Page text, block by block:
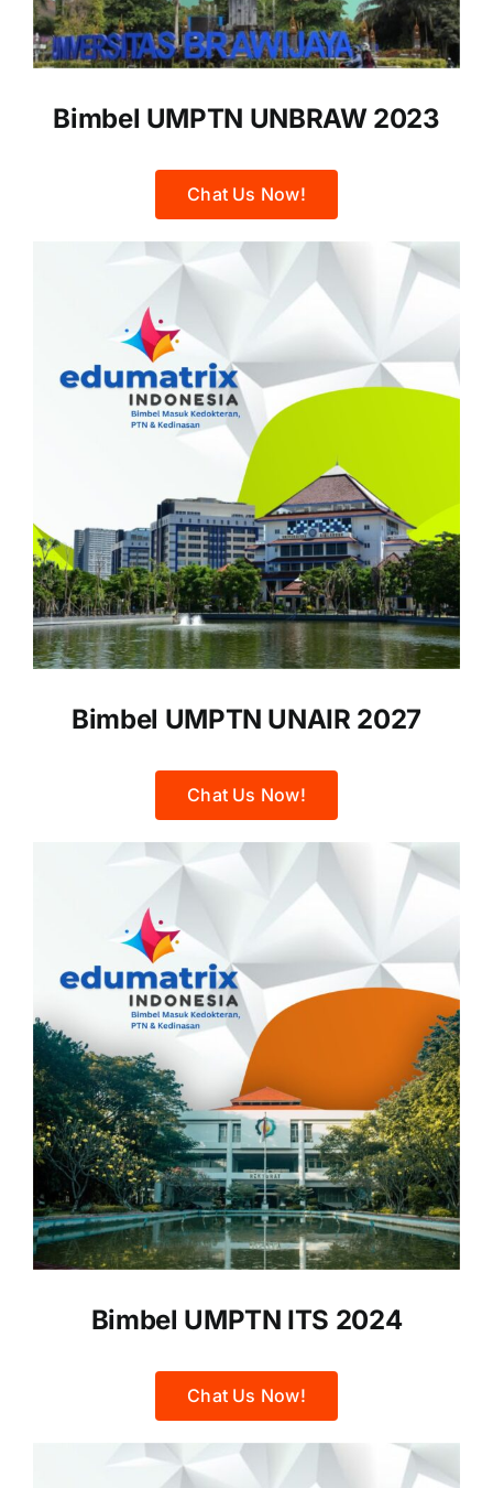
Bimbel UMPTN UNBRAW 2023
Chat Us Now!
Bimbel UMPTN UNAIR 2027
Chat Us Now!
Bimbel UMPTN ITS 2024
Chat Us Now!